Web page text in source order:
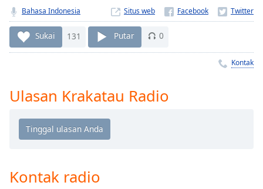
Chapters
Chapters
descriptions
selected
settings
Bahasa Indonesia Situs web
Sukai 131 Putar 0
Kontak
Ulasan Krakatau Radio
Kontak radio